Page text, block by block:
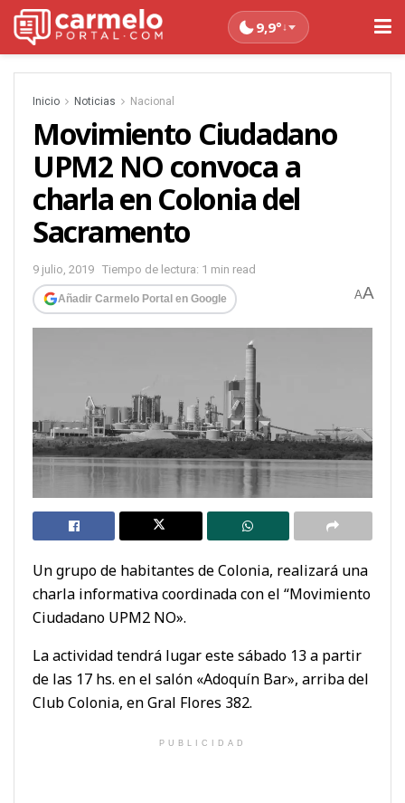
9,9°↓
Inicio Noticias Nacional
Movimiento Ciudadano
UPM2 NO convoca a
charla en Colonia del
Sacramento
9 julio, 2019 Tiempo de lectura: 1 min read
Añadir Carmelo Portal en Google AA
Un grupo de habitantes de Colonia, realizará una
charla informativa coordinada con el “Movimiento
Ciudadano UPM2 NO».
La actividad tendrá lugar este sábado 13 a partir
de las 17 hs. en el salón «Adoquín Bar», arriba del
Club Colonia, en Gral Flores 382.
PUBLICIDAD